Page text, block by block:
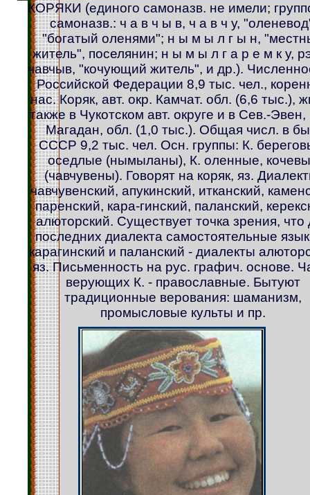
КОРЯКИ (единого самоназв. не имели;
самоназв.: ч а в ч ы в, ч а в ч у,
"богатый оленями"; н ы м ы л г ы н,
житель", поселянин; н ы м ы л г а р е м к у,
чавчыв, "кочующий житель", и др.).
Российской Федерации 8,9 тыс. чел.,
нас. Коряк, авт. окр. Камчат. обл. (6,6 тыс.),
также в Чукотском авт. округе и в Сев.-
Магадан, обл. (1,0 тыс.). Общая числ. в
СССР 9,2 тыс. чел. Осн. группы: К.
оседлые (нымыланы), К. оленные,
(чавчувены). Говорят на коряк, яз.
чавчувенский, апукинский, итканский,
паренский, кара-гинский, паланский,
алюторский. Существует точка зрения, что
последних диалекта самостоятельные
карагинский и паланский - диалекты
яз. Письменность на рус. графич. основе.
верующих К. - православные. Бытуют
традиционные верования: шаманизм,
промысловые культы и пр.